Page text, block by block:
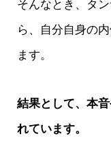
そんなとき、タ
ら、自分自身の
ます。
結果として、本
れています。